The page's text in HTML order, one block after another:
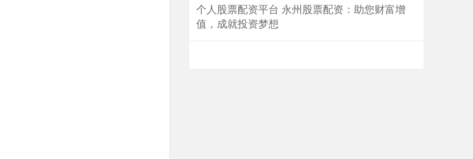
个人股票配资平台 永州股票配资：助您财富增
值，成就投资梦想